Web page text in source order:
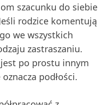
szacunku do siebie
rodzice komentują
we wszystkich
zastraszaniu.
jest po prostu innym
podłości.